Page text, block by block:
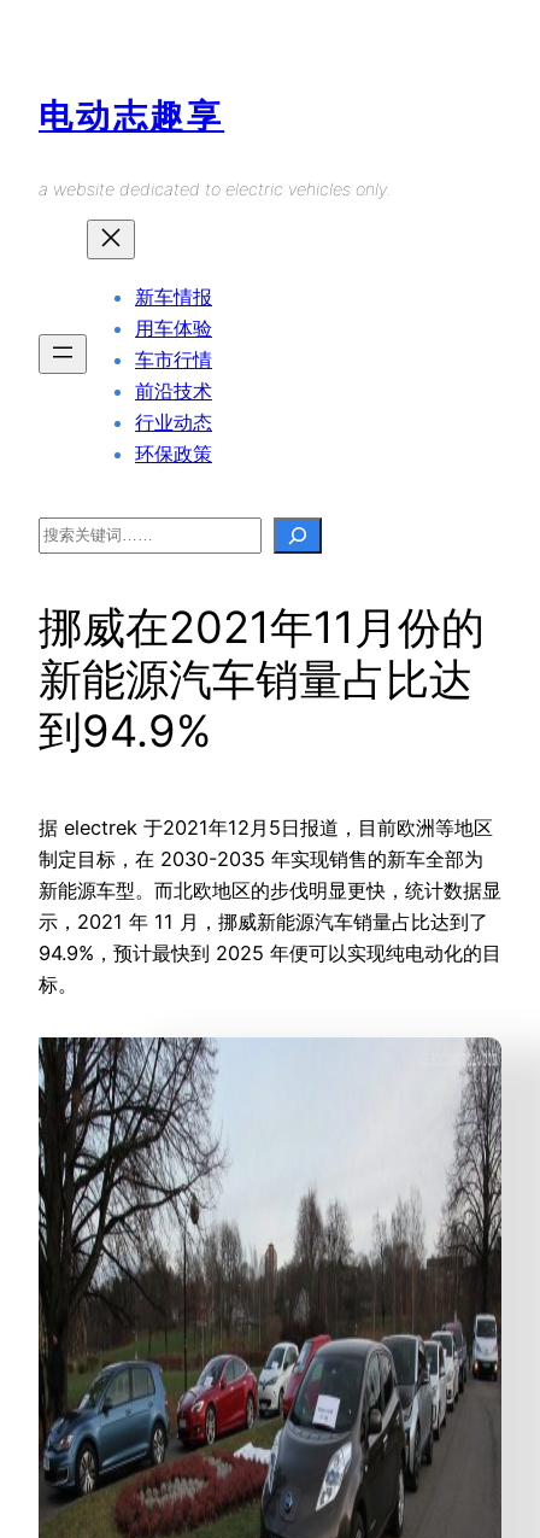
电动志趣享
a website dedicated to electric vehicles only.
新车情报
用车体验
车市行情
前沿技术
行业动态
环保政策
Search
挪威在2021年11月份的
新能源汽车销量占比达
到94.9%
据 electrek 于2021年12月5日报道，目前欧洲等地区
制定目标，在 2030-2035 年实现销售的新车全部为
新能源车型。而北欧地区的步伐明显更快，统计数据显
示，2021 年 11 月，挪威新能源汽车销量占比达到了
94.9%，预计最快到 2025 年便可以实现纯电动化的目
标。